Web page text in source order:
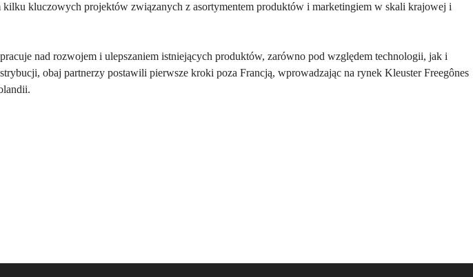
kluczowych projektów związanych z asortymentem produktów i marketingiem w skali krajowej i
nad rozwojem i ulepszaniem istniejących produktów, zarówno pod względem technologii, jak i
obaj partnerzy postawili pierwsze kroki poza Francją, wprowadzając na rynek Kleuster Freegônes